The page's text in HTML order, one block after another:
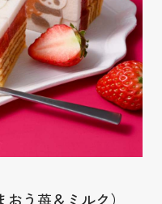
う苺＆ミルク）